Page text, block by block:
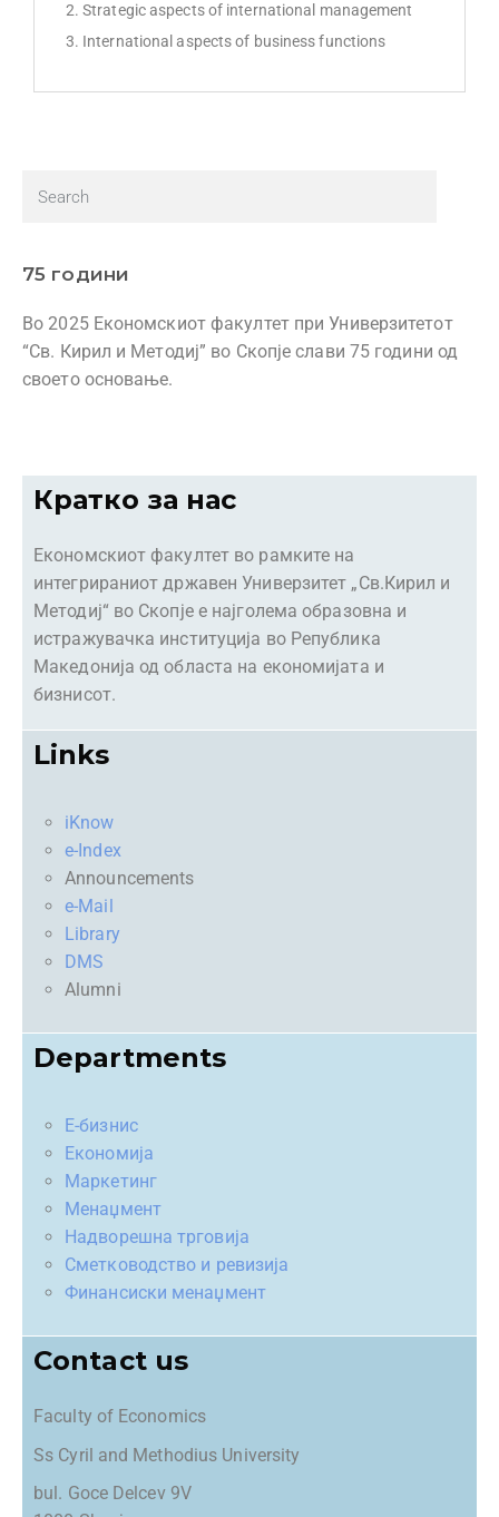
Strategic aspects of international management
International aspects of business functions
75 години
Во 2025 Економскиот факултет при Универзитетот
“Св. Кирил и Методиј” во Скопје слави 75 години од
своето основање.
Кратко за нас
Економскиот факултет во рамките на
интегрираниот државен Универзитет „Св.Кирил и
Методиј“ во Скопје е најголема образовна и
истражувачка институција во Република
Македонија од областа на економијата и
бизнисот.
Links
iKnow
e-Index
Announcements
e-Mail
Library
DMS
Alumni
Departments
Е-бизнис
Економија
Маркетинг
Менаџмент
Надворешна трговија
Сметководство и ревизија
Финансиски менаџмент
Contact us
Faculty of Economics
Ss Cyril and Methodius University
bul. Goce Delcev 9V